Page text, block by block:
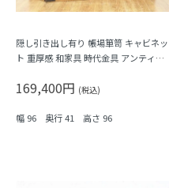
隠し引き出し有り 帳場箪笥 キャビネッ
ト 重厚感 和家具 時代金具 アンティー
木の色
169,400円 (税込)
幅 96 奥行 41 高さ 96